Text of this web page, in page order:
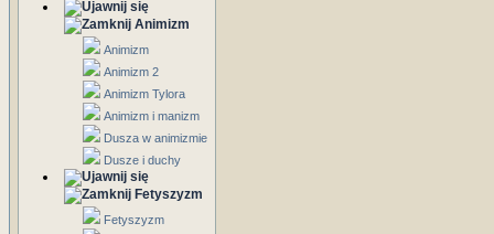
Animizm
Animizm
Animizm 2
Animizm Tylora
Animizm i manizm
Dusza w animizmie
Dusze i duchy
Fetyszyzm
Fetyszyzm